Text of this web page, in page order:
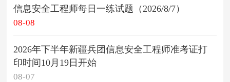
信息安全工程师每日一练试题（2026/8/7）
08-08
2026年下半年新疆兵团信息安全工程师准考证打
印时间10月19日开始
08-07